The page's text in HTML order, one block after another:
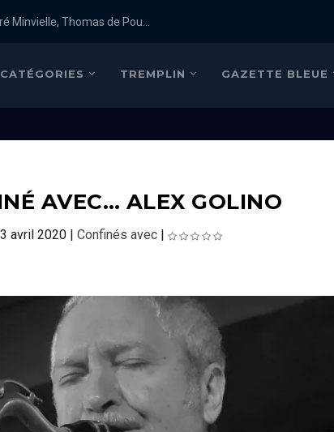
Minvielle, Thomas de Pou...
CATÉGORIES TREMPLIN GAZETTE BLEUE
AVEC… ALEX GOLINO
avril 2020| Confinés avec|